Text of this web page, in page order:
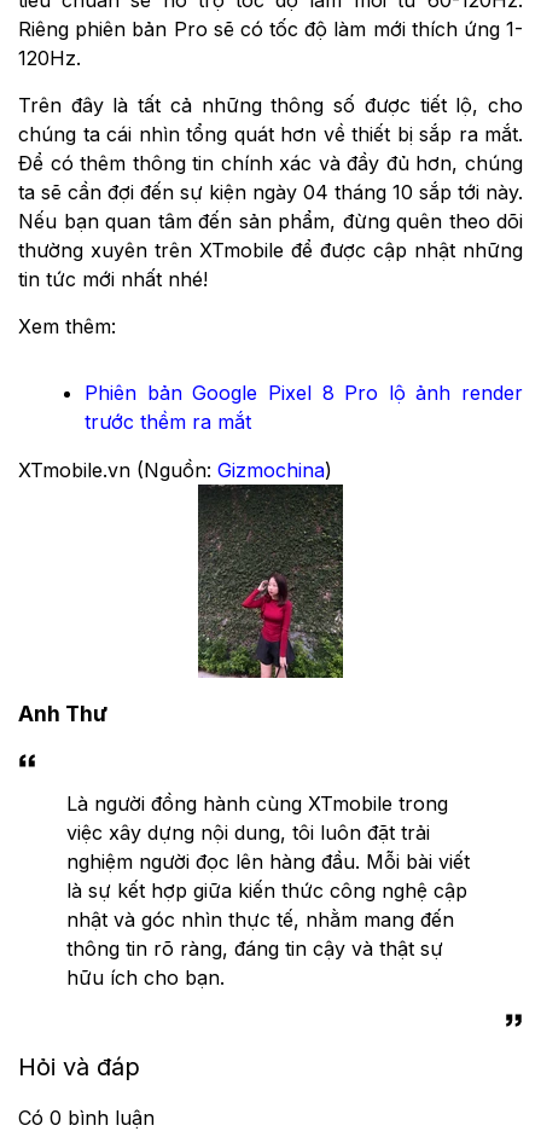
Riêng phiên bản Pro sẽ có tốc độ làm mới thích ứng 1-
120Hz.
Trên đây là tất cả những thông số được tiết lộ, cho
chúng ta cái nhìn tổng quát hơn về thiết bị sắp ra mắt.
Để có thêm thông tin chính xác và đầy đủ hơn, chúng
ta sẽ cần đợi đến sự kiện ngày 04 tháng 10 sắp tới này.
Nếu bạn quan tâm đến sản phẩm, đừng quên theo dõi
thường xuyên trên XTmobile để được cập nhật những
tin tức mới nhất nhé!
Xem thêm:
Phiên bản Google Pixel 8 Pro lộ ảnh render
trước thềm ra mắt
XTmobile.vn (Nguồn: Gizmochina)
Anh Thư
Là người đồng hành cùng XTmobile trong
việc xây dựng nội dung, tôi luôn đặt trải
nghiệm người đọc lên hàng đầu. Mỗi bài viết
là sự kết hợp giữa kiến thức công nghệ cập
nhật và góc nhìn thực tế, nhằm mang đến
thông tin rõ ràng, đáng tin cậy và thật sự
hữu ích cho bạn.
Hỏi và đáp
Có 0 bình luận